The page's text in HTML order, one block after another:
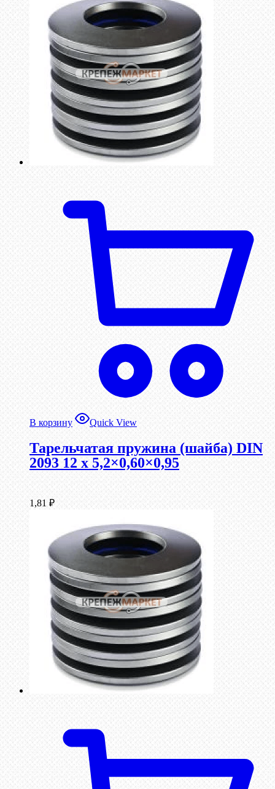
В корзину Quick View
Тарельчатая пружина (шайба) DIN
2093 12 x 5,2×0,60×0,95
1,81 ₽